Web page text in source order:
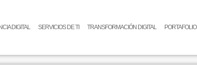
DIGITAL SERVICIOS DE TI TRANSFORMACIÓN DIGITAL PORTAFOLIO